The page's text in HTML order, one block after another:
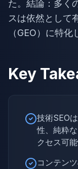
た。結論：多く
スは依然として
（GEO）に特
Key
技術SEO
性、純粋
クセス可
コンテン